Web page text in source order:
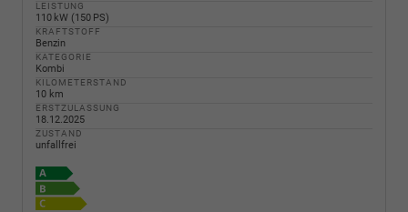
LEISTUNG
110 kW (150 PS)
KRAFTSTOFF
Benzin
KATEGORIE
Kombi
KILOMETERSTAND
10 km
ERSTZULASSUNG
18.12.2025
ZUSTAND
unfallfrei